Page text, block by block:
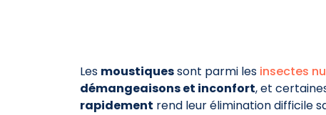
Les moustiquessont parmi les insectes
démangeaisons et inconfort, et
rapidement rend leur élimination difficile